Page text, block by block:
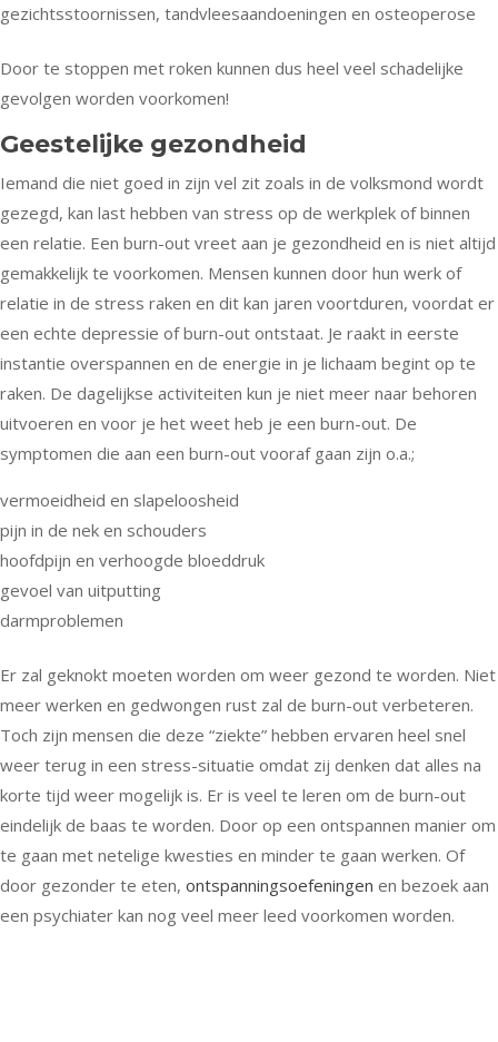
gezichtsstoornissen, tandvleesaandoeningen en osteoperose
Door te stoppen met roken kunnen dus heel veel schadelijke
gevolgen worden voorkomen!
Geestelijke gezondheid
Iemand die niet goed in zijn vel zit zoals in de volksmond wordt
gezegd, kan last hebben van stress op de werkplek of binnen
een relatie. Een burn-out vreet aan je gezondheid en is niet altijd
gemakkelijk te voorkomen. Mensen kunnen door hun werk of
relatie in de stress raken en dit kan jaren voortduren, voordat er
een echte depressie of burn-out ontstaat. Je raakt in eerste
instantie overspannen en de energie in je lichaam begint op te
raken. De dagelijkse activiteiten kun je niet meer naar behoren
uitvoeren en voor je het weet heb je een burn-out. De
symptomen die aan een burn-out vooraf gaan zijn o.a.;
vermoeidheid en slapeloosheid
pijn in de nek en schouders
hoofdpijn en verhoogde bloeddruk
gevoel van uitputting
darmproblemen
Er zal geknokt moeten worden om weer gezond te worden. Niet
meer werken en gedwongen rust zal de burn-out verbeteren.
Toch zijn mensen die deze “ziekte” hebben ervaren heel snel
weer terug in een stress-situatie omdat zij denken dat alles na
korte tijd weer mogelijk is. Er is veel te leren om de burn-out
eindelijk de baas te worden. Door op een ontspannen manier om
te gaan met netelige kwesties en minder te gaan werken. Of
door gezonder te eten, ontspanningsoefeningen en bezoek aan
een psychiater kan nog veel meer leed voorkomen worden.